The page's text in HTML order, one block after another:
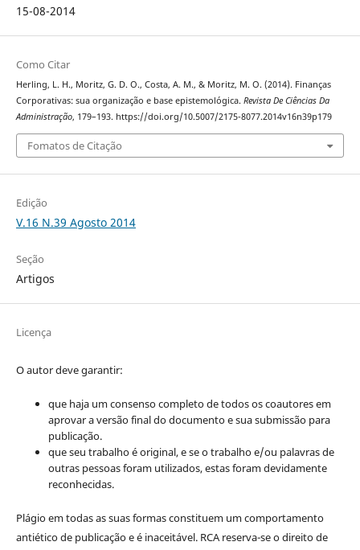
15-08-2014
Como Citar
Herling, L. H., Moritz, G. D. O., Costa, A. M., & Moritz, M. O. (2014). Finanças
Corporativas: sua organização e base epistemológica. Revista De Ciências Da
Administração, 179–193. https://doi.org/10.5007/2175-8077.2014v16n39p179
Fomatos de Citação
Edição
V.16 N.39 Agosto 2014
Seção
Artigos
Licença
O autor deve garantir:
que haja um consenso completo de todos os coautores em
aprovar a versão final do documento e sua submissão para
publicação.
que seu trabalho é original, e se o trabalho e/ou palavras de
outras pessoas foram utilizados, estas foram devidamente
reconhecidas.
Plágio em todas as suas formas constituem um comportamento
antiético de publicação e é inaceitável. RCA reserva-se o direito de